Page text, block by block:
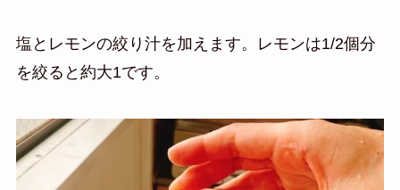
塩とレモンの絞り汁を加えます。レモンは1/2個分
を絞ると約大1です。